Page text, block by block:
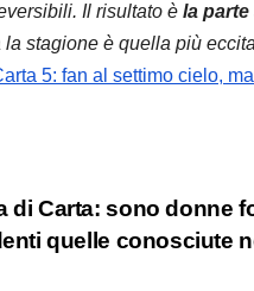
Il risultato è la parte
stagione è quella più
5: fan al settimo cielo,
di Carta: sono donne
quelle conosciute